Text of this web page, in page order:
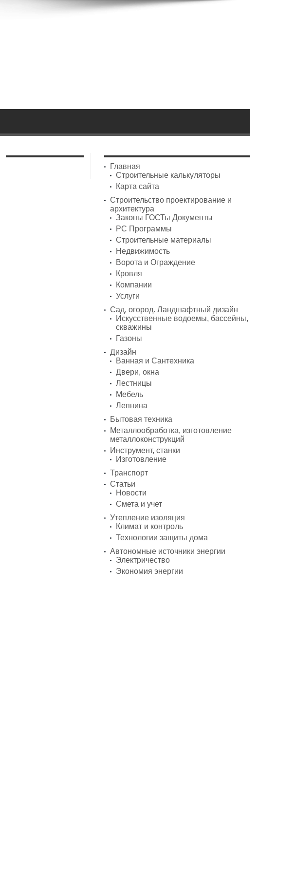
Главная
Строительные калькуляторы
Карта сайта
Строительство проектирование и
архитектура
Законы ГОСТы Документы
PC Программы
Строительные материалы
Недвижимость
Ворота и Ограждение
Кровля
Компании
Услуги
Сад, огород. Ландшафтный дизайн
Искусственные водоемы, бассейны,
скважины
Газоны
Дизайн
Ванная и Сантехника
Двери, окна
Лестницы
Мебель
Лепнина
Бытовая техника
Металлообработка, изготовление
металлоконструкций
Инструмент, станки
Изготовление
Транспорт
Статьи
Новости
Смета и учет
Утепление изоляция
Климат и контроль
Технологии защиты дома
Автономные источники энергии
Электричество
Экономия энергии